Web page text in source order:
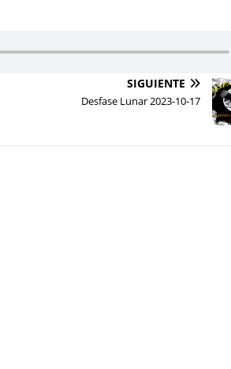
SIGUIENTE
Desfase Lunar 2023-10-17